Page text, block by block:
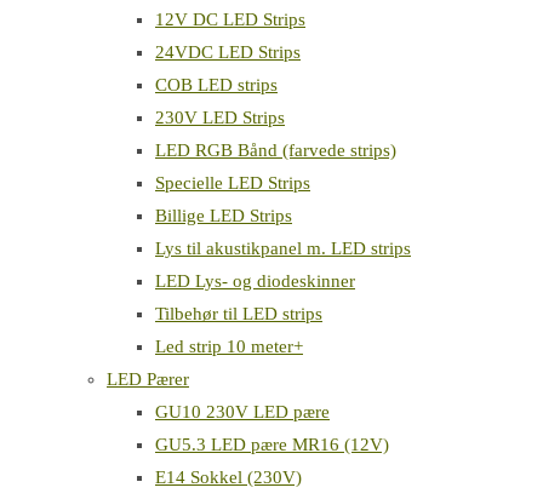
12V DC LED Strips
24VDC LED Strips
COB LED strips
230V LED Strips
LED RGB Bånd (farvede strips)
Specielle LED Strips
Billige LED Strips
Lys til akustikpanel m. LED strips
LED Lys- og diodeskinner
Tilbehør til LED strips
Led strip 10 meter+
LED Pærer
GU10 230V LED pære
GU5.3 LED pære MR16 (12V)
E14 Sokkel (230V)